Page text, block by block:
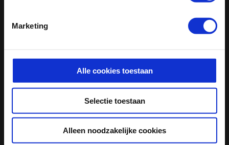
Marketing
Alle cookies toestaan
Selectie toestaan
Alleen noodzakelijke cookies